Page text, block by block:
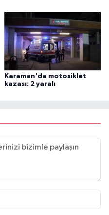
Karaman'da motosiklet
kazası: 2 yaralı